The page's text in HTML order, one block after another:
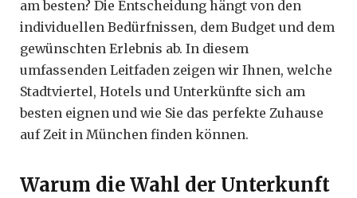
am besten? Die Entscheidung hängt von den
individuellen Bedürfnissen, dem Budget und dem
gewünschten Erlebnis ab. In diesem
umfassenden Leitfaden zeigen wir Ihnen, welche
Stadtviertel, Hotels und Unterkünfte sich am
besten eignen und wie Sie das perfekte Zuhause
auf Zeit in München finden können.
Warum die Wahl der Unterkunft